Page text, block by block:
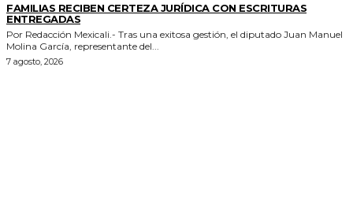
FAMILIAS RECIBEN CERTEZA JURÍDICA CON ESCRITURAS
ENTREGADAS
Por Redacción Mexicali.- Tras una exitosa gestión, el diputado Juan Manuel
Molina García, representante del...
7 agosto, 2026